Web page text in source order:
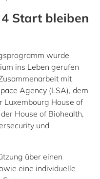
Start bleiben
wurde
ins Leben gerufen
mit
Agency (LSA), dem
Luxembourg House of
House of Biohealth,
und
über einen
eine individuelle